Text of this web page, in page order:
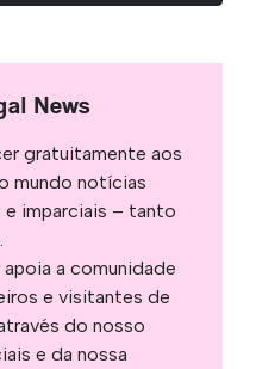
News
gratuitamente aos
mundo notícias
imparciais – tanto
a comunidade
e visitantes de
do nosso
e da nossa